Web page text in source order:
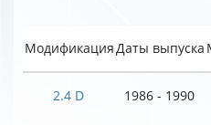
МодификацияДаты выпуска
2.4 D 1986 - 1990